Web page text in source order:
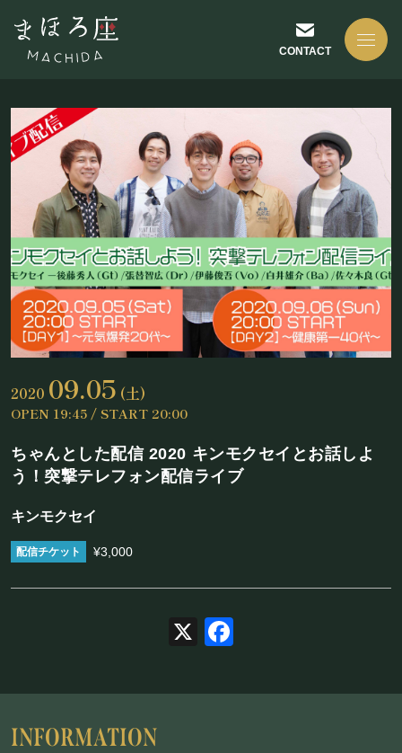
CONTACT
NEWS
お知らせ
ABOUT US
座長挨拶
機材リスト
SCHEDULE
2020 09.05 (土)
OPEN 19:45 / START 20:00
ちゃんとした配信 2020 キンモクセイとお話しよ
う！突撃テレフォン配信ライブ
キンモクセイ
¥3,000
X